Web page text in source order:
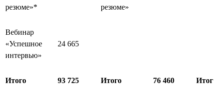
резюме»*
резюме»
Вебинар
«Успешное
интервью»
24 665
Итого 93 725 Итого 76 460 Итого